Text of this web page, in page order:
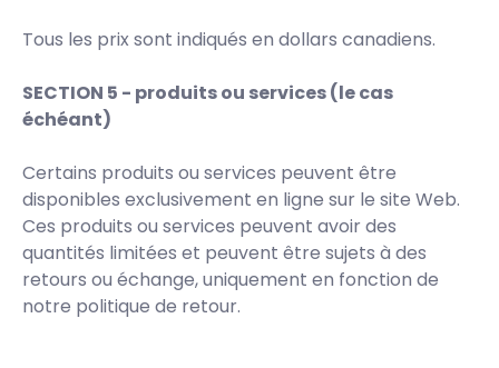
Tous les prix sont indiqués en dollars canadiens.
SECTION 5 - produits ou services (le cas
échéant)
Certains produits ou services peuvent être
disponibles exclusivement en ligne sur le site Web.
Ces produits ou services peuvent avoir des
quantités limitées et peuvent être sujets à des
retours ou échange, uniquement en fonction de
notre politique de retour.